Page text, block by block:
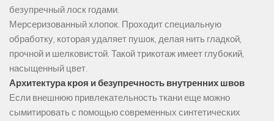
безупречный лоск годами.
Мерсеризованный хлопок. Проходит специальную
обработку, которая удаляет пушок, делая нить гладкой,
прочной и шелковистой. Такой трикотаж имеет глубокий,
насыщенный цвет.
Архитектура кроя и безупречность внутренних швов
Если внешнюю привлекательность ткани еще можно
сымитировать с помощью современных синтетических